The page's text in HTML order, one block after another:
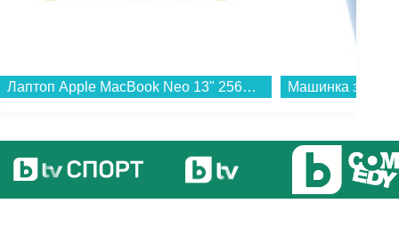
Лаптоп Apple MacBook Neo 13" 256GB Citrus mhfd4 , 13.00 , 256 , 8 , Apple A18 Pro 5 Core GPU , Apple A18 Pro 6 Core , Mac OS...